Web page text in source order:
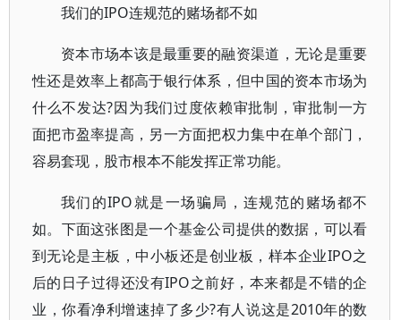
我们的IPO连规范的赌场都不如
资本市场本该是最重要的融资渠道，无论是重要
性还是效率上都高于银行体系，但中国的资本市场为
什么不发达?因为我们过度依赖审批制，审批制一方
面把市盈率提高，另一方面把权力集中在单个部门，
容易套现，股市根本不能发挥正常功能。
我们的IPO就是一场骗局，连规范的赌场都不
如。下面这张图是一个基金公司提供的数据，可以看
到无论是主板，中小板还是创业板，样本企业IPO之
后的日子过得还没有IPO之前好，本来都是不错的企
业，你看净利增速掉了多少?有人说这是2010年的数